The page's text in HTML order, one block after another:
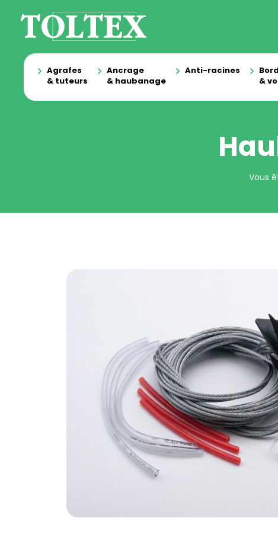
Agrafes
& tuteurs
Ancrage
& haubanage
Anti-racines
&
Vous